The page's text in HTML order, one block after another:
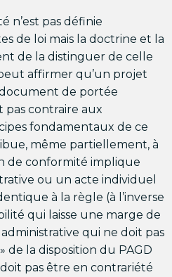
n’est pas définie
de loi mais la doctrine et la
de la distinguer de celle
affirmer qu’un projet
de portée
pas contraire aux
fondamentaux de ce
même partiellement, à
de conformité implique
ou un acte individuel
à la règle (à l’inverse
qui laisse une marge de
qui ne doit pas
de la disposition du PAGD
pas être en contrariété